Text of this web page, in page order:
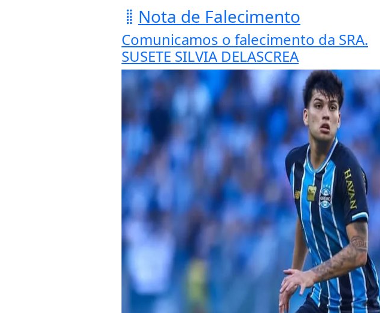
Nota de Falecimento
Comunicamos o falecimento da SRA.
SUSETE SILVIA DELASCREA